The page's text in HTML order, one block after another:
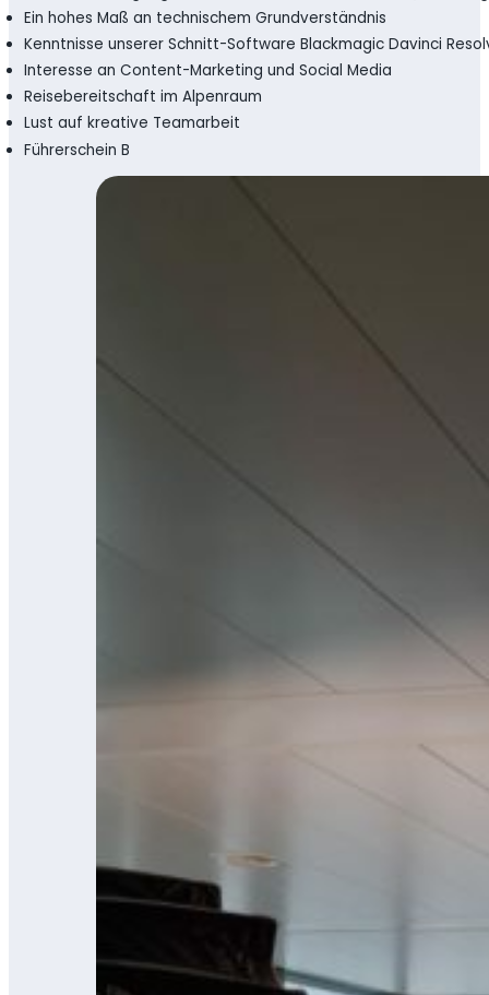
Ein hohes Maß an technischem Grundverständnis
Kenntnisse unserer Schnitt-Software Blackmagic Davinci
Interesse an Content-Marketing und Social Media
Reisebereitschaft im Alpenraum
Lust auf kreative Teamarbeit
Führerschein B